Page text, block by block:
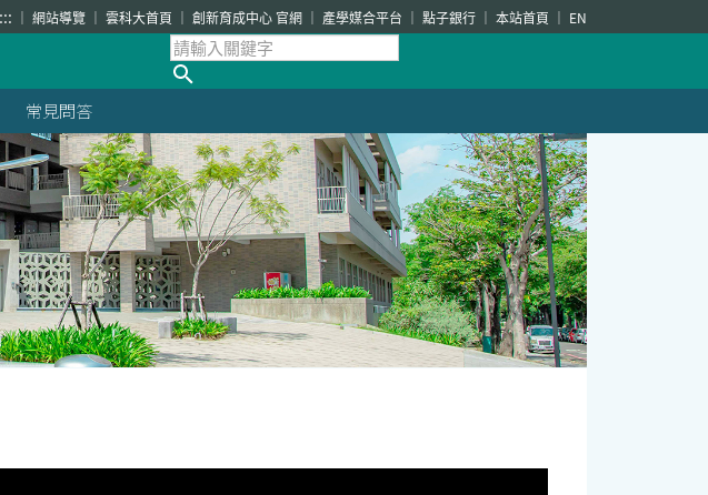
::: 網站導覽 雲科大首頁 創新育成中心 官網 產學媒合平台 點子銀行 本站首頁 EN
常見問答